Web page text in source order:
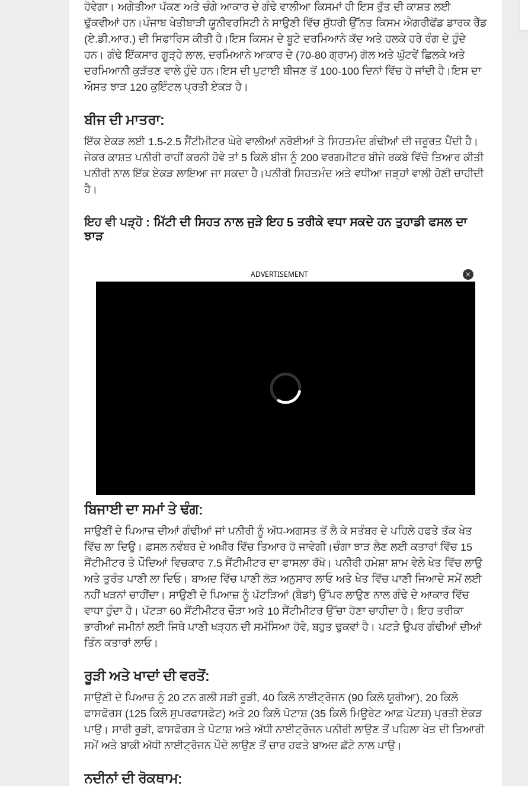
ਹੋਵੇਗਾ। ਅਗੇਤੀਆ ਪੱਕਣ ਅਤੇ ਚੰਗੇ ਆਕਾਰ ਦੇ ਗੰਢੇ ਵਾਲੀਆ ਕਿਸਮਾਂ ਹੀ ਇਸ ਰੁੱਤ ਦੀ ਕਾਸ਼ਤ ਲਈ
ਢੁੱਕਵੀਆਂ ਹਨ।ਪੰਜਾਬ ਖੇਤੀਬਾੜੀ ਯੂਨੀਵਰਸਿਟੀ ਨੇ ਸਾਉਣੀ ਵਿੱਚ ਸੁੱਧਰੀ ਉੱੱਨਤ ਕਿਸਮ ਐਗਰੀਫੋਂਡ ਡਾਰਕ ਰੈੱਡ
(ਏ.ਡੀ.ਆਰ.) ਦੀ ਸਿਫਾਰਿਸ ਕੀਤੀ ਹੈ।ਇਸ ਕਿਸਮ ਦੇ ਬੂਟੇ ਦਰਮਿਆਨੇ ਕੱਦ ਅਤੇ ਹਲਕੇ ਹਰੇ ਰੰਗ ਦੇ ਹੁੰਦੇ
ਹਨ। ਗੰਢੇ ਇੱਕਸਾਰ ਗੂੜ੍ਹੇ ਲਾਲ, ਦਰਮਿਆਨੇ ਆਕਾਰ ਦੇ (70-80 ਗ੍ਰਾਮ) ਗੋਲ ਅਤੇ ਘੁੱਟਵੇਂ ਛਿਲਕੇ ਅਤੇ
ਦਰਮਿਆਨੀ ਕੁੜੱਤਣ ਵਾਲੇ ਹੁੰਦੇ ਹਨ।ਇਸ ਦੀ ਪੁਟਾਈ ਬੀਜਣ ਤੋਂ 100-100 ਦਿਨਾਂ ਵਿੱਚ ਹੋ ਜਾਂਦੀ ਹੈ।ਇਸ ਦਾ
ਔਸਤ ਝਾੜ 120 ਕੁਇੰਟਲ ਪ੍ਰਤੀ ਏਕੜ ਹੈ।
ਬੀਜ ਦੀ ਮਾਤਰਾ:
ਇੱਕ ਏਕੜ ਲਈ 1.5-2.5 ਸੈਂਟੀਮੀਟਰ ਘੇਰੇ ਵਾਲੀਆਂ ਨਰੋਈਆਂ ਤੇ ਸਿਹਤਮੰਦ ਗੰਢੀਆਂ ਦੀ ਜਰੂਰਤ ਪੈਂਦੀ ਹੈ।
ਜੇਕਰ ਕਾਸ਼ਤ ਪਨੀਰੀ ਰਾਹੀਂ ਕਰਨੀ ਹੋਵੇ ਤਾਂ 5 ਕਿਲੋ ਬੀਜ ਨੂੰ 200 ਵਰਗਮੀਟਰ ਬੀਜੇ ਰਕਬੇ ਵਿੱਚੋ ਤਿਆਰ ਕੀਤੀ
ਪਨੀਰੀ ਨਾਲ ਇੱਕ ਏਕੜ ਲਾਇਆ ਜਾ ਸਕਦਾ ਹੈ।ਪਨੀਰੀ ਸਿਹਤਮੰਦ ਅਤੇ ਵਧੀਆ ਜੜ੍ਹਾਂ ਵਾਲੀ ਹੋਣੀ ਚਾਹੀਦੀ
ਹੈ।
ਇਹ ਵੀ ਪੜ੍ਹੋ: ਮਿੱਟੀ ਦੀ ਸਿਹਤ ਨਾਲ ਜੁੜੇ ਇਹ 5 ਤਰੀਕੇ ਵਧਾ ਸਕਦੇ ਹਨ ਤੁਹਾਡੀ ਫਸਲ ਦਾ
ਝਾੜ
ਬਿਜਾਈ ਦਾ ਸਮਾਂ ਤੇ ਢੰਗ:
ਸਾਉਣੀਂ ਦੇ ਪਿਆਜ਼ ਦੀਆਂ ਗੰਢੀਆਂ ਜਾਂ ਪਨੀਰੀ ਨੂੰ ਅੱਧ-ਅਗਸਤ ਤੋਂ ਲੈ ਕੇ ਸਤੰਬਰ ਦੇ ਪਹਿਲੇ ਹਫਤੇ ਤੱਕ ਖੇਤ
ਵਿੱਚ ਲਾ ਦਿਉ। ਫ਼ਸਲ ਨਵੰਬਰ ਦੇ ਅਖੀਰ ਵਿੱਚ ਤਿਆਰ ਹੋ ਜਾਵੇਗੀ।ਚੰਗਾ ਝਾੜ ਲੈਣ ਲਈ ਕਤਾਰਾਂ ਵਿੱਚ 15
ਸੈਂਟੀਮੀਟਰ ਤੇ ਪੌਦਿਆਂ ਵਿਚਕਾਰ 7.5 ਸੈਂਟੀਮੀਟਰ ਦਾ ਫਾਸਲਾ ਰੱਖੋ। ਪਨੀਰੀ ਹਮੇਸ਼ਾ ਸ਼ਾਮ ਵੇਲੇ ਖੇਤ ਵਿੱਚ ਲਾਉ
ਅਤੇ ਤੁਰੰਤ ਪਾਣੀ ਲਾ ਦਿਓ। ਬਾਅਦ ਵਿੱਚ ਪਾਣੀ ਲੋੜ ਅਨੁਸਾਰ ਲਾਓ ਅਤੇ ਖੇਤ ਵਿੱਚ ਪਾਣੀ ਜਿਆਦੇ ਸਮੇਂ ਲਈ
ਨਹੀਂ ਖੜਨਾਂ ਚਾਹੀਂਦਾ। ਸਾਉਣੀ ਦੇ ਪਿਆਜ਼ ਨੂੰ ਪੱਟੜਿਆਂ (ਬੈਡਾਂ) ਉੱਪਰ ਲਾਉਣ ਨਾਲ ਗੰਢੇ ਦੇ ਆਕਾਰ ਵਿੱਚ
ਵਾਧਾ ਹੁੰਦਾ ਹੈ। ਪੱਟੜਾ 60 ਸੈਂਟੀਮੀਟਰ ਚੌੜਾ ਅਤੇ 10 ਸੈਂਟੀਮੀਟਰ ਉੱਚਾ ਹੋਣਾ ਚਾਹੀਦਾ ਹੈ। ਇਹ ਤਰੀਕਾ
ਭਾਰੀਆਂ ਜਮੀਨਾਂ ਲਈ ਜਿਥੇ ਪਾਣੀ ਖੜ੍ਹਨ ਦੀ ਸਮੱਸਿਆ ਹੋਵੇ, ਬਹੁਤ ਢੁਕਵਾਂ ਹੈ। ਪਟੜੇ ਉਪਰ ਗੰਢੀਆਂ ਦੀਆਂ
ਤਿੰਨ ਕਤਾਰਾਂ ਲਾਓ।
ਸਾਉਣੀ ਦੇ ਪਿਆਜ਼ ਨੂੰ 20 ਟਨ ਗਲੀ ਸੜੀ ਰੂੜੀ, 40 ਕਿਲੋ ਨਾਈਟ੍ਰੋਜਨ (90 ਕਿਲੋ ਯੂਰੀਆ), 20 ਕਿਲੋ
ਫਾਸਫੋਰਸ (125 ਕਿਲੋ ਸੁਪਰਫਾਸਫੇਟ) ਅਤੇ 20 ਕਿਲੋ ਪੋਟਾਸ਼ (35 ਕਿਲੋ ਮਿਊਰੇਟ ਆਫ਼ ਪੋਟਸ਼) ਪ੍ਰਤੀ ਏਕੜ
ਪਾਉ। ਸਾਰੀ ਰੂੜੀ, ਫਾਸਫੋਰਸ ਤੇ ਪੋਟਾਸ਼ ਅਤੇ ਅੱਧੀ ਨਾਈਟ੍ਰੋਜਨ ਪਨੀਰੀ ਲਾਉਣ ਤੋਂ ਪਹਿਲਾ ਖੇਤ ਦੀ ਤਿਆਰੀ
ਸਮੇਂ ਅਤੇ ਬਾਕੀ ਅੱਧੀ ਨਾਈਟ੍ਰੋਜਨ ਪੌਦੇ ਲਾਉਣ ਤੋਂ ਚਾਰ ਹਫਤੇ ਬਾਅਦ ਛੱਟੇ ਨਾਲ ਪਾਉ।
ਇਸ ਫਸਲ ਦੇ ਪੌਦਿਆਂ ਵਿੱਚਕਾਰ ਘੱਟ ਫ਼ਾਸਲਾ ਅਤੇ ਜੜ੍ਹਾਂ ਘੱਟ ਡੂੰਘੀਆਂ ਹੋਣ ਕਾਰਣ ਠੀਕ ਸਮੇਂ ਤੇ ਨਦੀਨਾਂ ਦੀ